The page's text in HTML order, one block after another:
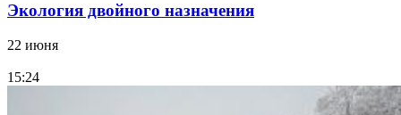
Экология двойного назначения
22 июня
15:24